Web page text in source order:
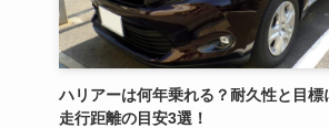
ハリアーは何年乗れる？耐久性と目標
走行距離の目安3選！